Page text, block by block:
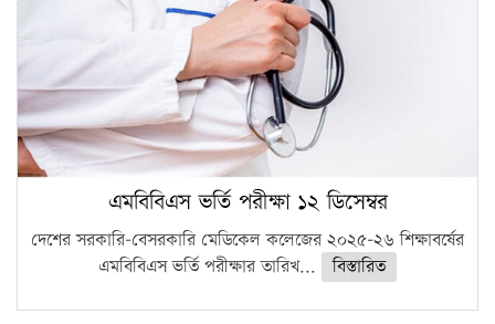
এমবিবিএস ভর্তি পরীক্ষা ১২ ডিসেম্বর
দেশের সরকারি-বেসরকারি মেডিকেল কলেজের ২০২৫-২৬ শিক্ষাবর্ষের
এমবিবিএস ভর্তি পরীক্ষার তারিখ...
বিস্তারিত